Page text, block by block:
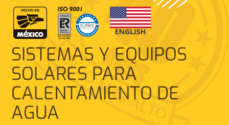
SISTEMAS Y EQUIPOS
SOLARES PARA
CALENTAMIENTO DE
AGUA